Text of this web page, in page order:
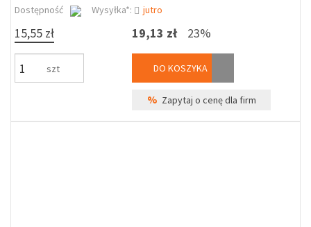
Dostępność
Wysyłka*: jutro
15,55 zł
szt
19,13 zł 23%
DO KOSZYKA
% Zapytaj o cenę dla firm